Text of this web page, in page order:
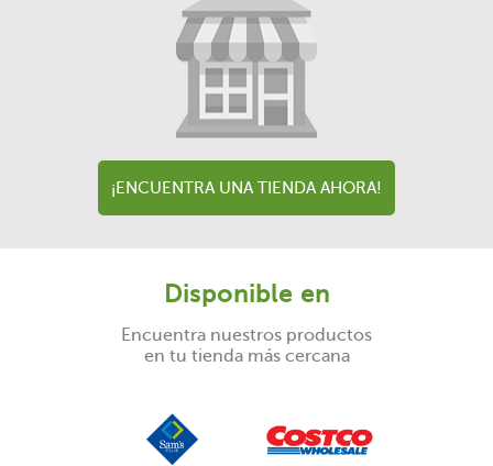
¡ENCUENTRA UNA TIENDA AHORA!
Disponible en
Encuentra nuestros productos
en tu tienda más cercana